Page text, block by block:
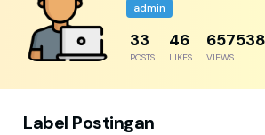
admin
44
POSTS
61
LIKES
876717
VIEWS
Label Postingan